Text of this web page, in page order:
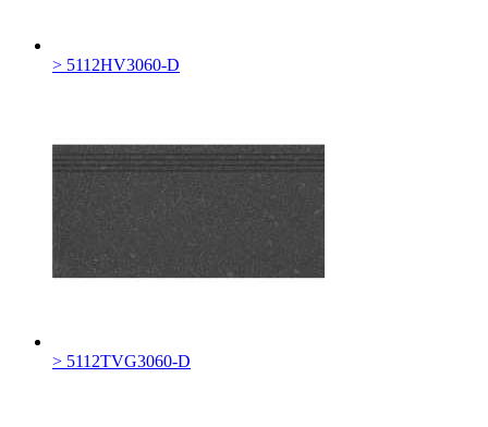
> 5112HV3060-D
> 5112TVG3060-D